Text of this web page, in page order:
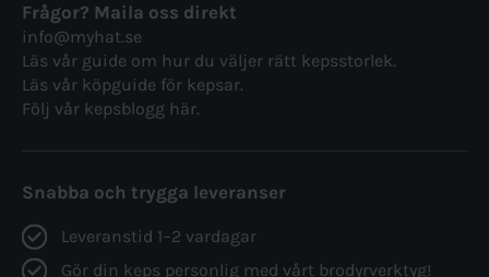
Frågor? Maila oss direkt
info@myhat.se
Läs vår guide om hur du väljer rätt kepsstorlek.
Läs vår köpguide för kepsar.
Följ vår kepsblogg här.
Snabba och trygga leveranser
Leveranstid 1–2 vardagar
Gör din keps personlig med vårt brodyrverktyg!